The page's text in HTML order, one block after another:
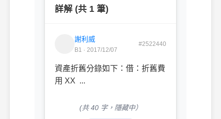
詳解 (共 1 筆)
謝利威
B1 · 2017/12/07
#2522440
資產折舊分錄如下：借：折舊費
用 XX ...
(共 40 字，隱藏中）